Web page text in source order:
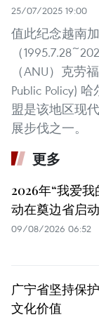
25/07/2025 19:00
值此纪念越南
（
（ANU）克劳
Public Policy)
盟是该地区现
展步伐之一。
更多
2026年“我爱
动在奠边省启动
09/08/2026 06:52
广宁省坚持保
文化价值